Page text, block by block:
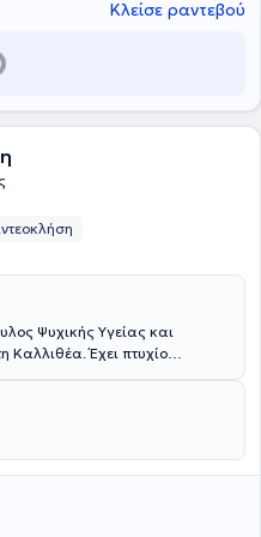
Κλείσε ραντεβού
Ψυχικής Υγείας και
Καλλιθέα. Έχει πτυχίο
Δικαιοσύνης (MSc Criminology
της Γλασκώβης.
πρόγραμμα ‘’Ποινικό Δίκαιο
διαχείριση των
και το τμήμα Νομικής
με το Κέντρο